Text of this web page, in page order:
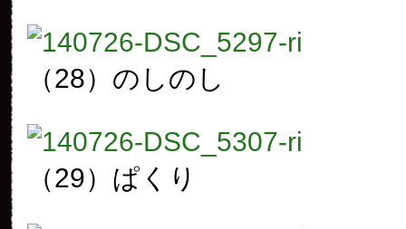
（28）のしのし
（29）ぱくり